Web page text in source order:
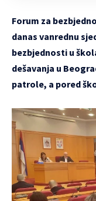
Forum za
danas vanrednu
bezbjednosti u
dešavanja u
patrole, a pored